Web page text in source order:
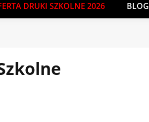
DRUKI SZKOLNE 2026 BLOG